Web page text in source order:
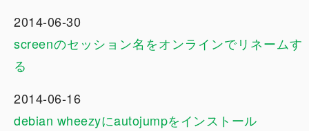
2014-06-30
screenのセッション名をオンラインでリネームす
る
2014-06-16
debian wheezyにautojumpをインストール